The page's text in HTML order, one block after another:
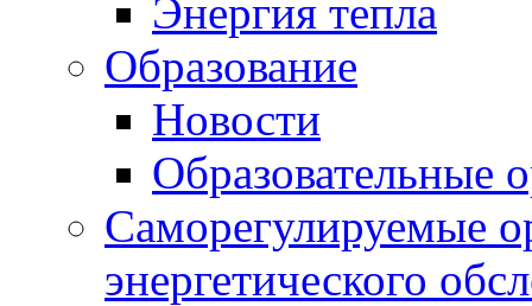
Энергия тепла
Образование
Новости
Образовательные
Саморегулируемые
энергетического